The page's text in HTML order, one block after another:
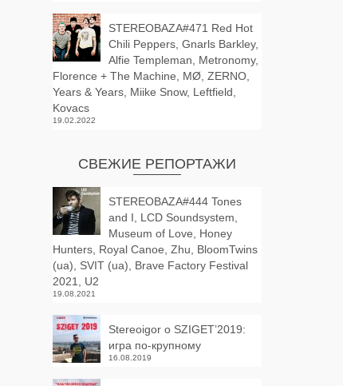
STEREOBAZA#471 Red Hot
Chili Peppers, Gnarls Barkley,
Alfie Templeman, Metronomy,
Florence + The Machine, MØ, ZERNO,
Years & Years, Miike Snow, Leftfield,
Kovacs
19.02.2022
СВЕЖИЕ РЕПОРТАЖИ
STEREOBAZA#444 Tones
and I, LCD Soundsystem,
Museum of Love, Honey
Hunters, Royal Canoe, Zhu, BloomTwins
(ua), SVIT (ua), Brave Factory Festival
2021, U2
19.08.2021
Stereoigor о SZIGET’2019:
игра по-крупному
16.08.2019